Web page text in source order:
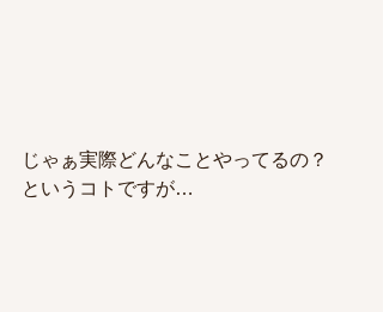
じゃぁ実際どんなことやってるの？
というコトですが…